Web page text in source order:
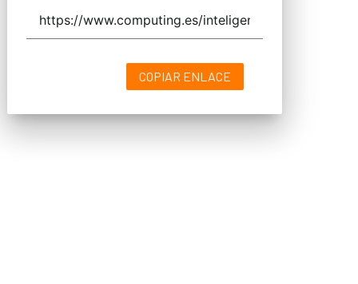
COPIAR ENLACE